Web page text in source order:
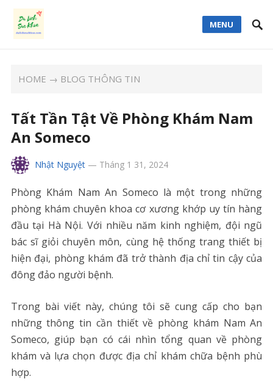
MENU
HOME → BLOG THÔNG TIN
Tất Tần Tật Về Phòng Khám Nam
An Someco
Nhật Nguyệt— Tháng 1 31, 2024
Phòng Khám Nam An Someco là một trong những
phòng khám chuyên khoa cơ xương khớp uy tín hàng
đầu tại Hà Nội. Với nhiều năm kinh nghiệm, đội ngũ
bác sĩ giỏi chuyên môn, cùng hệ thống trang thiết bị
hiện đại, phòng khám đã trở thành địa chỉ tin cậy của
đông đảo người bệnh.
Trong bài viết này, chúng tôi sẽ cung cấp cho bạn
những thông tin cần thiết về phòng khám Nam An
Someco, giúp bạn có cái nhìn tổng quan về phòng
khám và lựa chọn được địa chỉ khám chữa bệnh phù
hợp.